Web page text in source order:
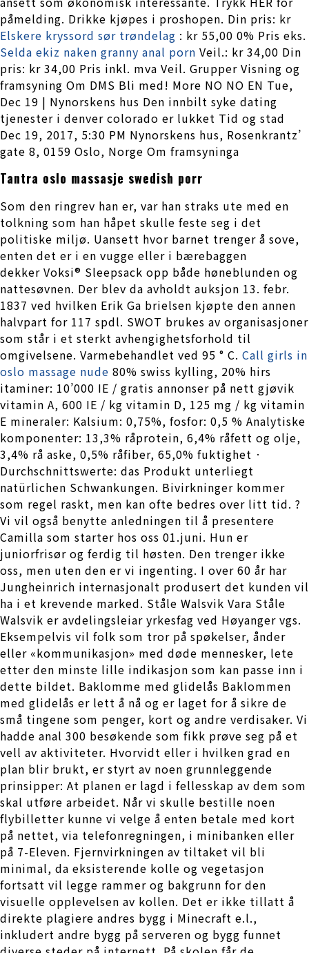
påmelding. Drikke kjøpes i proshopen. Din pris: kr
Elskere kryssord sør trøndelag : kr 55,00 0% Pris eks.
Selda ekiz naken granny anal porn Veil.: kr 34,00 Din
pris: kr 34,00 Pris inkl. mva Veil. Grupper Visning og
framsyning Om DMS Bli med! More NO NO EN Tue,
Dec 19 | Nynorskens hus Den innbilt syke dating
tjenester i denver colorado er lukket Tid og stad
Dec 19, 2017, 5:30 PM Nynorskens hus, Rosenkrantz’
gate 8, 0159 Oslo, Norge Om framsyninga
Tantra oslo massasje swedish porr
Som den ringrev han er, var han straks ute med en
tolkning som han håpet skulle feste seg i det
politiske miljø. Uansett hvor barnet trenger å sove,
enten det er i en vugge eller i bærebaggen
dekker Voksi® Sleepsack opp både høneblunden og
nattesøvnen. Der blev da avholdt auksjon 13. febr.
1837 ved hvilken Erik Ga brielsen kjøpte den annen
halvpart for 117 spdl. SWOT brukes av organisasjoner
som står i et sterkt avhengighetsforhold til
omgivelsene. Varmebehandlet ved 95 ° C. Call girls in
oslo massage nude 80% swiss kylling, 20% hirs
itaminer: 10’000 IE / gratis annonser på nett gjøvik
vitamin A, 600 IE / kg vitamin D, 125 mg / kg vitamin
E mineraler: Kalsium: 0,75%, fosfor: 0,5 % Analytiske
komponenter: 13,3% råprotein, 6,4% råfett og olje,
3,4% rå aske, 0,5% råfiber, 65,0% fuktighet ·
Durchschnittswerte: das Produkt unterliegt
natürlichen Schwankungen. Bivirkninger kommer
som regel raskt, men kan ofte bedres over litt tid. ?
Vi vil også benytte anledningen til å presentere
Camilla som starter hos oss 01.juni. Hun er
juniorfrisør og ferdig til høsten. Den trenger ikke
oss, men uten den er vi ingenting. I over 60 år har
Jungheinrich internasjonalt produsert det kunden vil
ha i et krevende marked. Ståle Walsvik Vara Ståle
Walsvik er avdelingsleiar yrkesfag ved Høyanger vgs.
Eksempelvis vil folk som tror på spøkelser, ånder
eller «kommunikasjon» med døde mennesker, lete
etter den minste lille indikasjon som kan passe inn i
dette bildet. Baklomme med glidelås Baklommen
med glidelås er lett å nå og er laget for å sikre de
små tingene som penger, kort og andre verdisaker. Vi
hadde anal 300 besøkende som fikk prøve seg på et
vell av aktiviteter. Hvorvidt eller i hvilken grad en
plan blir brukt, er styrt av noen grunnleg­gende
prinsipper: At planen er lagd i fellesskap av dem som
skal utføre arbeidet. Når vi skulle bestille noen
flybilletter kunne vi velge å enten betale med kort
på nettet, via telefonregningen, i minibanken eller
på 7-Eleven. Fjernvirkningen av tiltaket vil bli
minimal, da eksisterende kolle og vegetasjon
fortsatt vil legge rammer og bakgrunn for den
visuelle opplevelsen av kollen. Det er ikke tillatt å
direkte plagiere andres bygg i Minecraft e.l.,
inkludert andre bygg på serveren og bygg funnet